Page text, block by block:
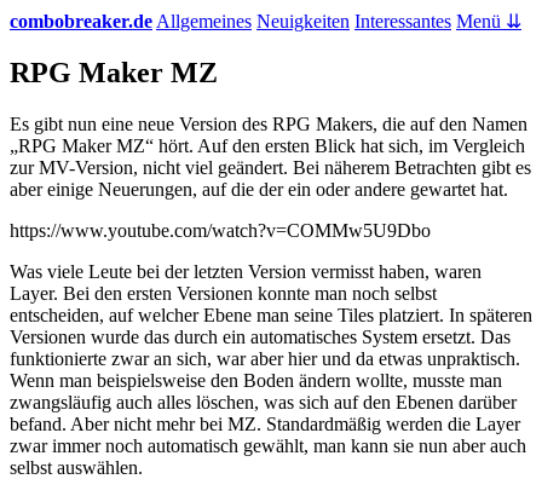
combobreaker.de Allgemeines Neuigkeiten Interessantes Menü ⇊
RPG Maker MZ
Es gibt nun eine neue Version des RPG Makers, die auf den Namen
„RPG Maker MZ“ hört. Auf den ersten Blick hat sich, im Vergleich
zur MV-Version, nicht viel geändert. Bei näherem Betrachten gibt es
aber einige Neuerungen, auf die der ein oder andere gewartet hat.
https://www.youtube.com/watch?v=COMMw5U9Dbo
Was viele Leute bei der letzten Version vermisst haben, waren
Layer. Bei den ersten Versionen konnte man noch selbst
entscheiden, auf welcher Ebene man seine Tiles platziert. In späteren
Versionen wurde das durch ein automatisches System ersetzt. Das
funktionierte zwar an sich, war aber hier und da etwas unpraktisch.
Wenn man beispielsweise den Boden ändern wollte, musste man
zwangsläufig auch alles löschen, was sich auf den Ebenen darüber
befand. Aber nicht mehr bei MZ. Standardmäßig werden die Layer
zwar immer noch automatisch gewählt, man kann sie nun aber auch
selbst auswählen.